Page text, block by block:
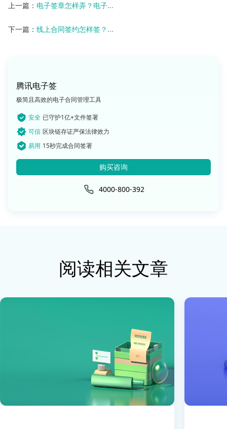
上一篇： 电子签章怎样弄？电子...
下一篇： 线上合同签约怎样签？...
腾讯电子签
极简且高效的电子合同管理工具
安全 已守护1亿+文件签署
可信 区块链存证严保法律效力
易用 15秒完成合同签署
购买咨询
4000-800-392
阅读相关文章